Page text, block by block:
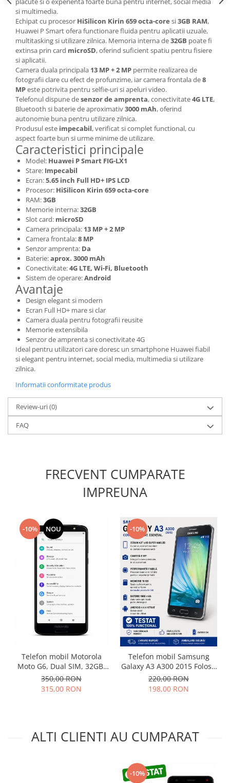
Lenovo
LG
Motorola
Nokia
Oppo
Samsung
Sony
Vodafone
Wiko
Xiaomi
ZTE
Mufa incarcare
Allview
Lenovo
Nokia
Samsung
Placi de baza
Placa de baza Allview
Alcatel
Apple
Asus
HTC
Huawei
Nokia
Oppo
Sony
Rama mijloc telefon
Allview
Allview
Touchscreen
Blackberry
MEIZU
Touchscreen Lenovo
si multimedia.
Echipat cu procesor HiSilicon Kirin 659 octa-core si3GB RAM,
Huawei P Smart ofera functionare fluida pentru aplicatii uzuale,
multitasking si utilizare zilnica. Memoria interna de32GB poate fi
extinsa prin card microSD, oferind suficient spatiu pentru fisiere
si aplicatii.
Camera duala principala 13 MP + 2 MP permite realizarea de
fotografii clare cu efect de profunzime, iar camera frontala de8
MPeste potrivita pentru selfie-uri si apeluri video.
Telefonul dispune desenzor de amprenta, conectivitate4G LTE,
Bluetooth si baterie de aproximativ3000 mAh, oferind
autonomie buna pentru utilizare zilnica.
Produsul este impecabil, verificat si complet functional, cu
aspect foarte bun si urme minime de utilizare.
Caracteristici principale
Model: Huawei P Smart FIG-LX1
Stare: Impecabil
Ecran:5.65 inch Full HD+ IPS LCD
Procesor: HiSilicon Kirin 659 octa-core
RAM:3GB
Memorie interna:32GB
Slot card: microSD
Camera principala: 13 MP + 2 MP
Camera frontala:8 MP
Senzor amprenta: Da
Baterie:aprox. 3000 mAh
Conectivitate:4G LTE, Wi-Fi, Bluetooth
Sistem de operare:Android
Avantaje
Design elegant si modern
Ecran Full HD+ mare si clar
Camera duala pentru fotografii reusite
Memorie extensibila
Senzor de amprenta si conectivitate 4G
Ideal pentru utilizatori care doresc un smartphone Huawei fiabil
si elegant pentru internet, social media, multimedia si utilizare
zilnica.
Informatii conformitate produs
Review-uri(0)
FAQ
FRECVENT CUMPARATE
IMPREUNA
-10% NOU
Telefon mobil Motorola
Moto G6, Dual SIM, 32GB,
XT1925-4
350,00 RON
315,00 RON
-10%
Telefon mobil Samsung
Galaxy A3 A300 2015 Folosit
Stare buna
220,00 RON
198,00 RON
ALTI CLIENTI AU CUMPARAT
-10%